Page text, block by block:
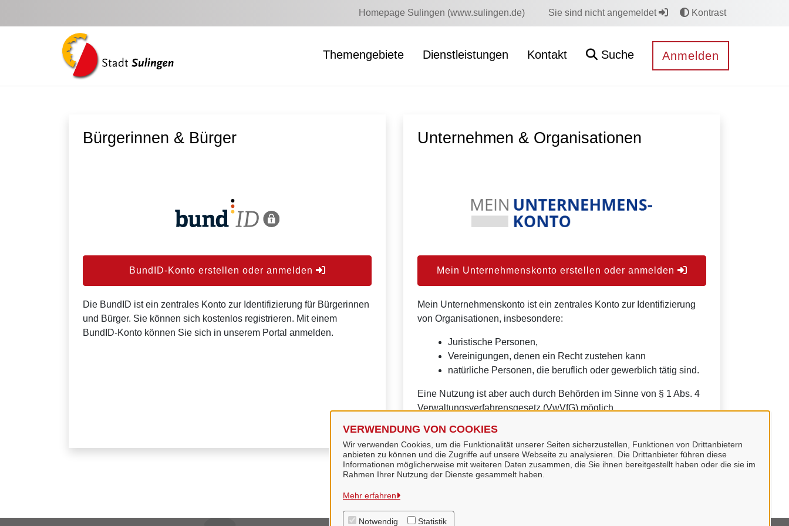
VERWENDUNG VON COOKIES
Wir verwenden Cookies, um die Funktionalität unserer Seiten sicherzustellen, Funktionen von Drittanbietern
anbieten zu können und die Zugriffe auf unsere Webseite zu analysieren. Die Drittanbieter führen diese
Informationen möglicherweise mit weiteren Daten zusammen, die Sie ihnen bereitgestellt haben oder die sie im
Rahmen Ihrer Nutzung der Dienste gesammelt haben.
Mehr erfahren
Notwendig Statistik
Homepage Sulingen (www.sulingen.de) Sie sind nicht angemeldet Kontrast
Themengebiete Dienstleistungen Kontakt Suche Anmelden
Bürgerinnen & Bürger
BundID-Konto erstellen oder anmelden
Die BundID ist ein zentrales Konto zur Identifizierung für Bürgerinnen
und Bürger. Sie können sich kostenlos registrieren. Mit einem
BundID-Konto können Sie sich in unserem Portal anmelden.
Unternehmen & Organisationen
Mein Unternehmenskonto erstellen oder anmelden
Mein Unternehmenskonto ist ein zentrales Konto zur Identifizierung
von Organisationen, insbesondere:
Juristische Personen,
Vereinigungen, denen ein Recht zustehen kann
natürliche Personen, die beruflich oder gewerblich tätig sind.
Eine Nutzung ist aber auch durch Behörden im Sinne von § 1 Abs. 4
Verwaltungsverfahrensgesetz (VwVfG) möglich.